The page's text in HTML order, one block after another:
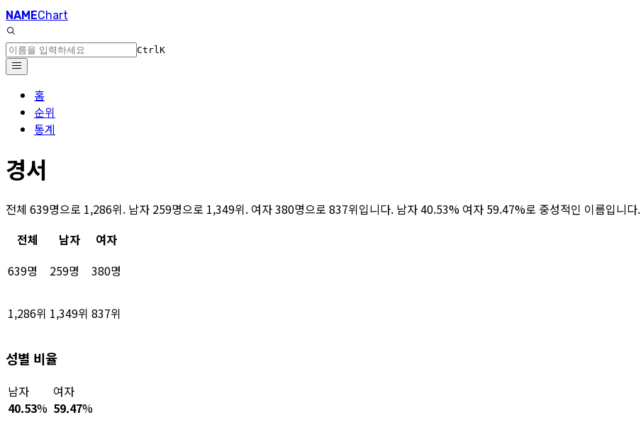
NAMEChart
CtrlK
홈
순위
통계
경서
전체 639명으로 1,286위. 남자 259명으로 1,349위. 여자 380명으로 837위입니다. 남자 40.53% 여자 59.47%로 중성적인 이름입니다.
전체
남자
여자
639명
259명 380명
1,286위 1,349위 837위
성별 비율
남자
40.53%
여자
59.47%